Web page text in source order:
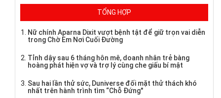
TỔNG HỢP
Nữ chính Aparna Dixit vượt bệnh tật để giữ trọn vai diễn
trong Chờ Em Nơi Cuối Đường
Tỉnh dậy sau 6 tháng hôn mê, doanh nhân trẻ bàng
hoàng phát hiện vợ và trợ lý cùng che giấu bí mật
Sau hai lần thử sức, Duniverse đối mặt thử thách khó
nhất trên hành trình tìm “Chỗ Đứng"